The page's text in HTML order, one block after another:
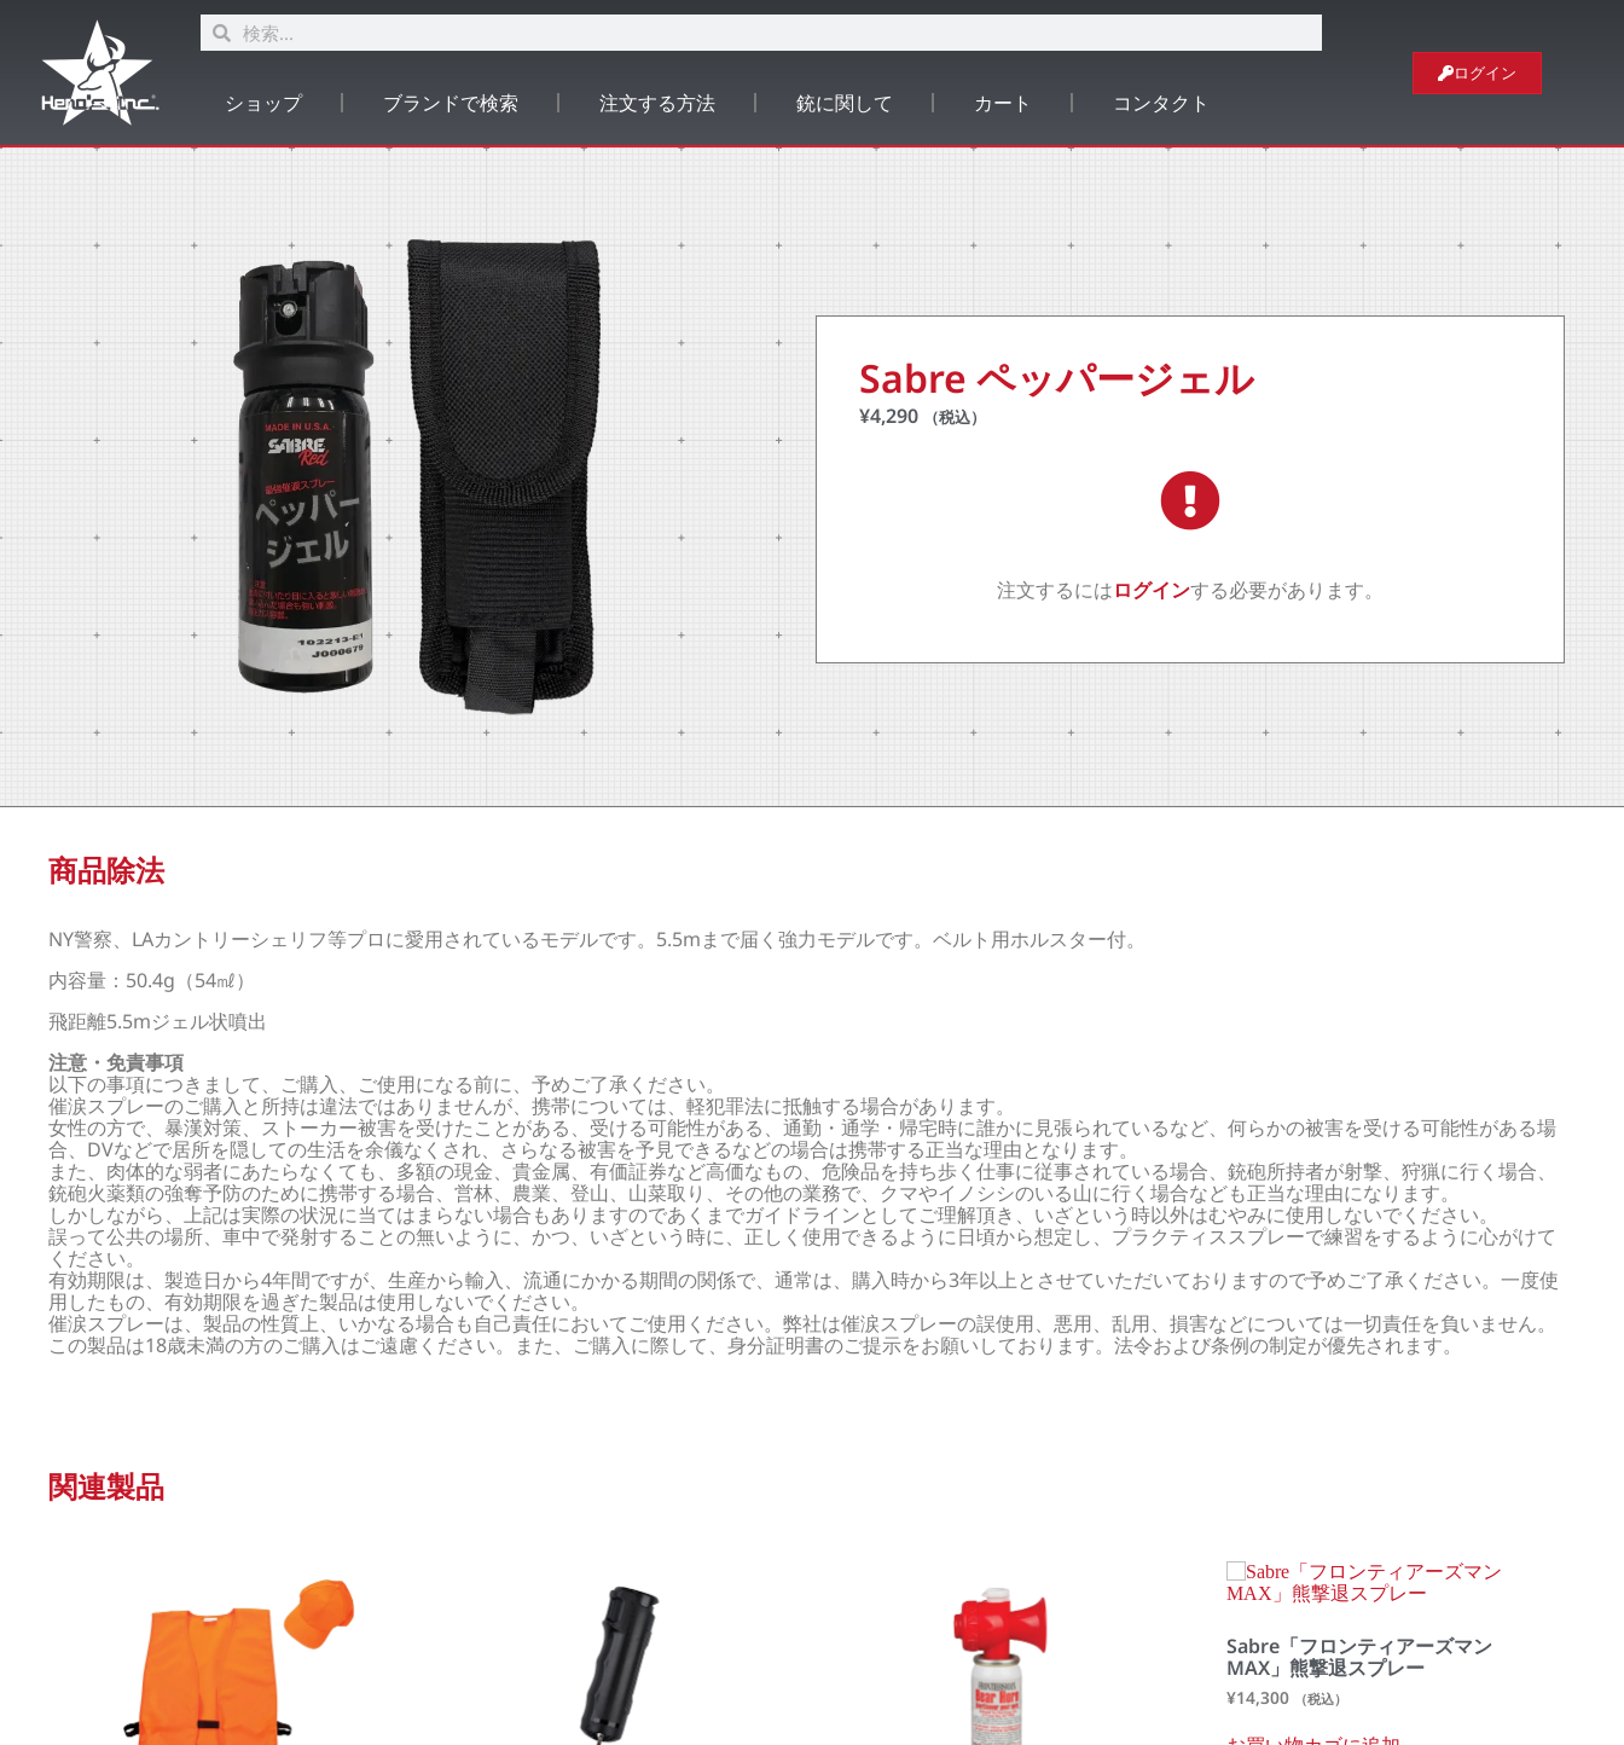
ショップ ブランドで検索 注文する方法 銃に関して カート コンタクト
ログイン
Sabre ペッパージェル
¥4,290 （税込）
注文するにはログインする必要があります。
商品除法
NY警察、LAカントリーシェリフ等プロに愛用されているモデルです。5.5mまで届く強力モデルです。ベルト用ホルスター付。
内容量：50.4g（54㎖）
飛距離5.5mジェル状噴出
注意・免責事項
以下の事項につきまして、ご購入、ご使用になる前に、予めご了承ください。
催涙スプレーのご購入と所持は違法ではありませんが、携帯については、軽犯罪法に抵触する場合があります。
女性の方で、暴漢対策、ストーカー被害を受けたことがある、受ける可能性がある、通勤・通学・帰宅時に誰かに見張られているなど、何らかの被害を受ける可能性がある場
合、DVなどで居所を隠しての生活を余儀なくされ、さらなる被害を予見できるなどの場合は携帯する正当な理由となります。
また、肉体的な弱者にあたらなくても、多額の現金、貴金属、有価証券など高価なもの、危険品を持ち歩く仕事に従事されている場合、銃砲所持者が射撃、狩猟に行く場合、
銃砲火薬類の強奪予防のために携帯する場合、営林、農業、登山、山菜取り、その他の業務で、クマやイノシシのいる山に行く場合なども正当な理由になります。
しかしながら、上記は実際の状況に当てはまらない場合もありますのであくまでガイドラインとしてご理解頂き、いざという時以外はむやみに使用しないでください。
誤って公共の場所、車中で発射することの無いように、かつ、いざという時に、正しく使用できるように日頃から想定し、プラクティススプレーで練習をするように心がけて
ください。
有効期限は、製造日から4年間ですが、生産から輸入、流通にかかる期間の関係で、通常は、購入時から3年以上とさせていただいておりますので予めご了承ください。一度使
用したもの、有効期限を過ぎた製品は使用しないでください。
催涙スプレーは、製品の性質上、いかなる場合も自己責任においてご使用ください。弊社は催涙スプレーの誤使用、悪用、乱用、損害などについては一切責任を負いません。
この製品は18歳未満の方のご購入はご遠慮ください。また、ご購入に際して、身分証明書のご提示をお願いしております。法令および条例の制定が優先されます。
関連製品
Sabre「フロンティアーズマン
MAX」熊撃退スプレー
¥14,300 （税込）